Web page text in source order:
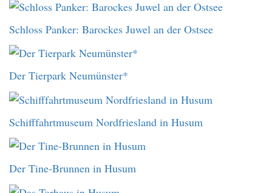
Schloss Panker: Barockes Juwel an der Ostsee
Der Tierpark Neumünster*
Schifffahrtmuseum Nordfriesland in Husum
Der Tine-Brunnen in Husum